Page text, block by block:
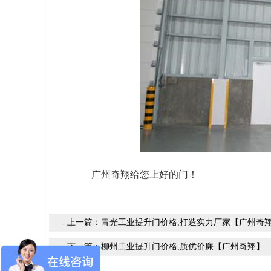
广州奇翔给您上好的门！
上一篇： 青光工业提升门价格,打造实力厂家【广州奇
下一篇：柳州工业提升门价格,质优价廉【广州奇翔】